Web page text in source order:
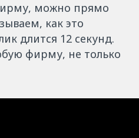
можно прямо
как это
длится 12 секунд.
фирму, не только